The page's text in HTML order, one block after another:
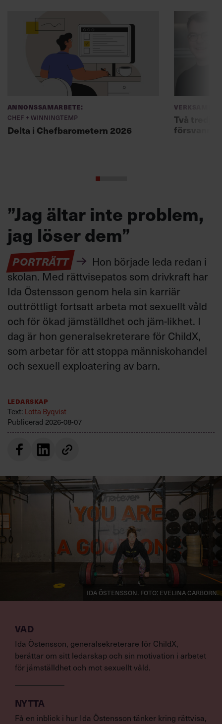
Annonssamarbete:
Chef + Winningtemp
Delta i Chefbarometern 2026
Två
försvann
”Jag ältar inte problem,
jag löser dem”
PORTRÄTT
Hon började leda redan i
skolan. Med rättvisepatos som drivkraft har
Ida Östensson genom hela sin karriär
outtröttligt fortsatt arbeta mot sexuellt våld
och för ökad jämställdhet och jäm-likhet. I
dag är hon generalsekreterare för ChildX,
som arbetar för att stoppa människohandel
och sexuell exploatering av barn.
Ledarskap
Text: Lotta Byqvist
Publicerad 2026-08-07
VAD
Ida Östensson, generalsekreterare för ChildX,
berättar om sitt ledarskap och sin motivation i arbetet
för jämställdhet och mot sexuellt våld.
NYTTA
Få en inblick i hur Ida Östensson tänker kring rättvisa,
Ida Östensson. Foto: Evelina Carborn.